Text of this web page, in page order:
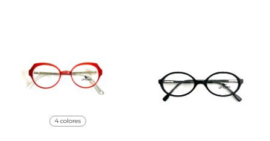
4 colores